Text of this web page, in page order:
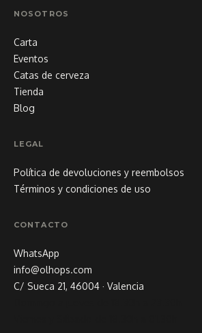
NOSOTROS
Carta
Eventos
Catas de cerveza
Tienda
Blog
LEGAL
Política de devoluciones y reembolsos
Términos y condiciones de uso
CONTACTO
WhatsApp
info@olhops.com
C/ Sueca 21, 46004 · Valencia